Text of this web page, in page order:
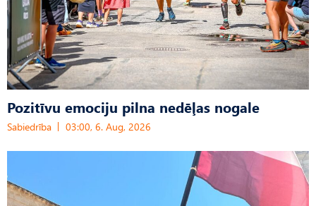
Pozitīvu emociju pilna nedēļas nogale
Sabiedrība 03:00, 6. Aug, 2026